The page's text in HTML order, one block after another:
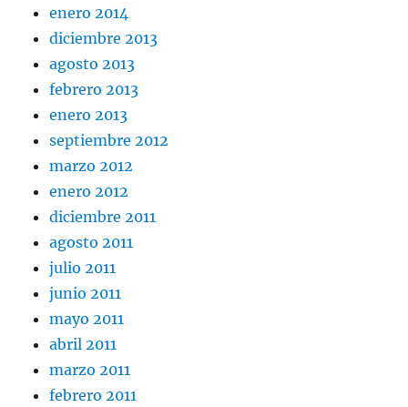
enero 2014
diciembre 2013
agosto 2013
febrero 2013
enero 2013
septiembre 2012
marzo 2012
enero 2012
diciembre 2011
agosto 2011
julio 2011
junio 2011
mayo 2011
abril 2011
marzo 2011
febrero 2011